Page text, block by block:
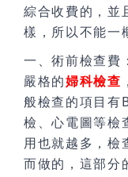
綜合收費的，並
樣，所以不能一
一、術前檢查費
嚴格的婦科檢查
般檢查的項目有
檢、心電圖等檢
用也就越多，檢
而做的，這部分